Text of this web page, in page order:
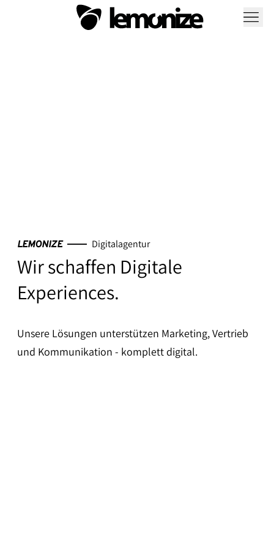
LEMONIZE Digitalagentur
Wir schaffen Digitale
Experiences.
Unsere Lösungen unterstützen Marketing, Vertrieb
und Kommunikation - komplett digital.